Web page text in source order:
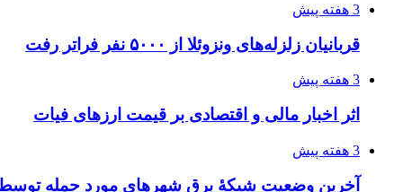
3 هفته پیش
قربانیان زلزله‌های ونزوئلا از ۵۰۰۰ نفر فراتر رفت
3 هفته پیش
اثر اخبار مالی و اقتصادی بر قیمت ارزهای فیات
3 هفته پیش
آخرین وضعیت شبکۀ برق شهرهای مورد حمله